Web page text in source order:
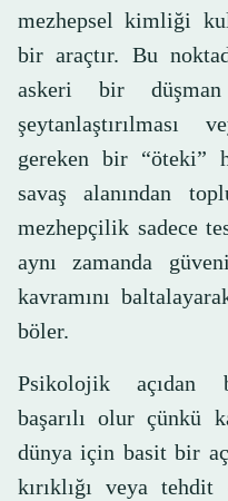
mezhepsel kimliği
bir araçtır. Bu
askeri bir
şeytanlaştırılması
gereken bir “öteki”
savaş alanından
mezhepçilik sadece
aynı zamanda
kavramını
böler.
Psikolojik açıdan
başarılı olur çünkü
dünya için basit bir
kırıklığı veya